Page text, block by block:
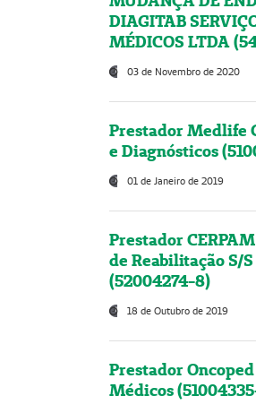
DIAGITAB
MÉDICOS LTDA
03 de Novembro de 2020
Prestador Medlife
e Diagnósticos
01 de Janeiro de 2019
Prestador
de Reabilitação S/
(52004274-8)
18 de Outubro de 2019
Prestador
Médicos